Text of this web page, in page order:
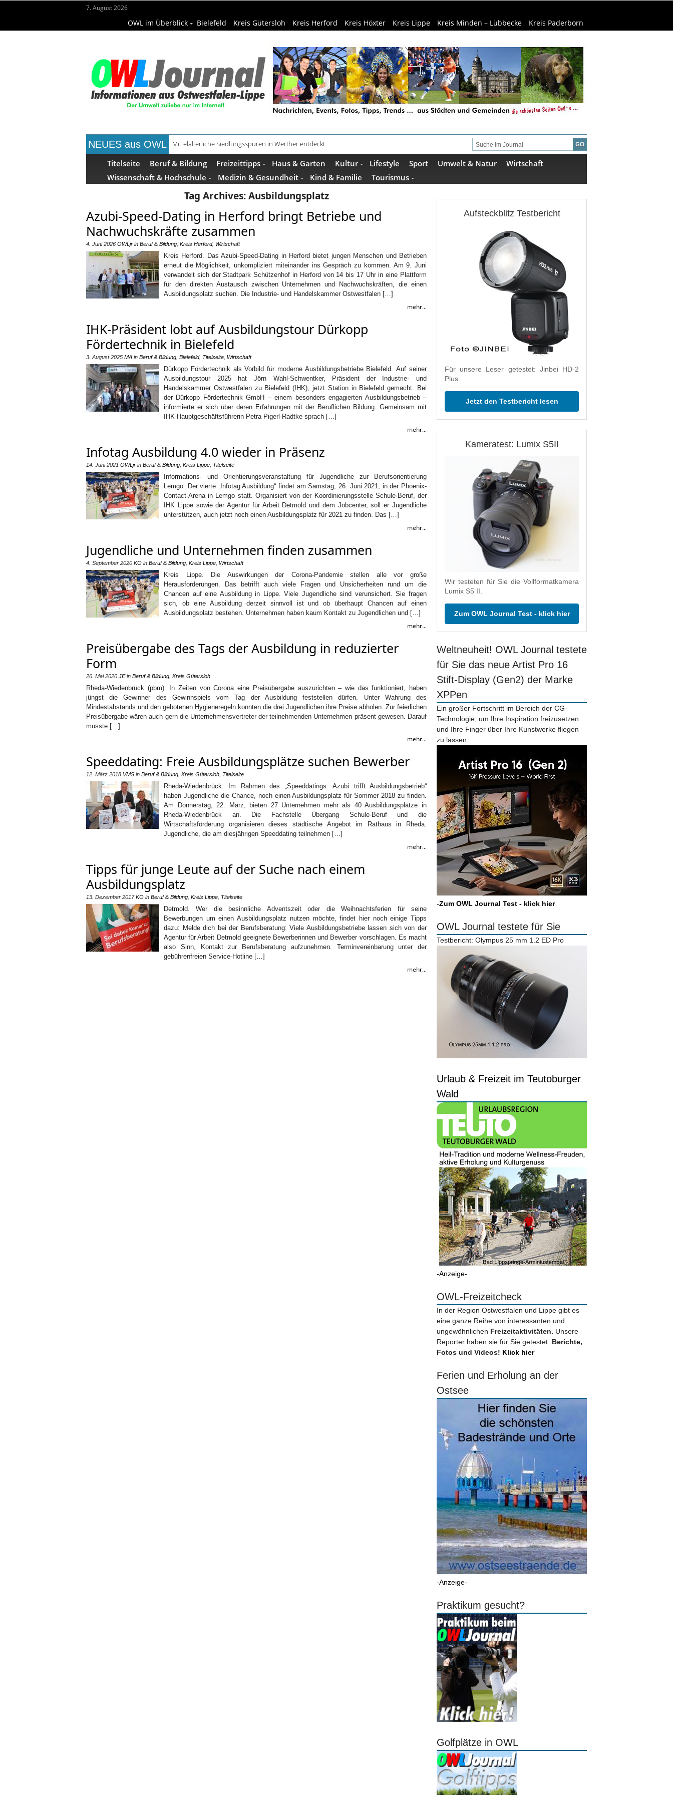
7. August 2026
OWL im Überblick Bielefeld Kreis Gütersloh Kreis Herford Kreis Höxter Kreis Lippe Kreis Minden – Lübbecke Kreis Paderborn
NEUES aus OWL
Mittelalterliche Siedlungsspuren in Werther entdeckt
Mühlenquilter auf dem Museumshof zeigen ihre Quilts
Titelseite Beruf & Bildung Freizeittipps Haus & Garten Kultur Lifestyle Sport Umwelt & Natur
Wirtschaft
Wissenschaft & Hochschule
Medizin & Gesundheit Kind & Familie Tourismus
Tag Archives:Ausbildungsplatz
Azubi-Speed-Dating in Herford bringt Betriebe und
Nachwuchskräfte zusammen
4. Juni 2026 OWLjr in Beruf & Bildung Kreis Herford, Wirtschaft
Kreis Herford. Das Azubi-Speed-Dating in Herford bietet jungen Menschen und Betrieben
erneut die Möglichkeit, unkompliziert miteinander ins Gespräch zu kommen. Am 9. Juni
verwandelt sich der Stadtpark Schützenhof in Herford von 14 bis 17 Uhr in eine Plattform
für den direkten Austausch zwischen Unternehmen und Nachwuchskräften, die einen
Ausbildungsplatz suchen. Die Industrie- und Handelskammer Ostwestfalen […]
mehr...
IHK-Präsident lobt auf Ausbildungstour Dürkopp
Fördertechnik in Bielefeld
3. August 2025 MA in Beruf & Bildung Bielefeld, Titelseite Wirtschaft
Dürkopp Fördertechnik als Vorbild für moderne Ausbildungsbetriebe Bielefeld. Auf seiner
Ausbildungstour 2025 hat Jörn Wahl-Schwentker, Präsident der Industrie- und
Handelskammer Ostwestfalen zu Bielefeld (IHK), jetzt Station in Bielefeld gemacht. Bei
der Dürkopp Fördertechnik GmbH – einem besonders engagierten Ausbildungsbetrieb –
informierte er sich über deren Erfahrungen mit der Beruflichen Bildung. Gemeinsam mit
IHK-Hauptgeschäftsführerin Petra Pigerl-Radtke sprach […]
mehr...
Infotag Ausbildung 4.0 wieder in Präsenz
14. Juni 2021 OWLjr in Beruf & Bildung Kreis Lippe Titelseite
Informations- und Orientierungsveranstaltung für Jugendliche zur Berufsorientierung
Lemgo. Der vierte „Infotag Ausbildung“ findet am Samstag, 26. Juni 2021, in der Phoenix-
Contact-Arena in Lemgo statt. Organisiert von der Koordinierungsstelle Schule-Beruf, der
IHK Lippe sowie der Agentur für Arbeit Detmold und dem Jobcenter, soll er Jugendliche
unterstützen, auch jetzt noch einen Ausbildungsplatz für 2021 zu finden. Das […]
mehr...
Jugendliche und Unternehmen finden zusammen
4. September 2020 KO in Beruf & Bildung Kreis Lippe Wirtschaft
Kreis Lippe. Die Auswirkungen der Corona-Pandemie stellen alle vor große
Herausforderungen. Das betrifft auch viele Fragen und Unsicherheiten rund um die
Chancen auf eine Ausbildung in Lippe. Viele Jugendliche sind verunsichert. Sie fragen
sich, ob eine Ausbildung derzeit sinnvoll ist und ob überhaupt Chancen auf einen
Ausbildungsplatz bestehen. Unternehmen haben kaum Kontakt zu Jugendlichen und […]
mehr...
Preisübergabe des Tags der Ausbildung in reduzierter
Form
26. Mai 2020 JEin Beruf & Bildung Kreis Gütersloh
Rheda-Wiedenbrück (pbm). In Zeiten von Corona eine Preisübergabe auszurichten – wie das funktioniert, haben
jüngst die Gewinner des Gewinnspiels vom Tag der Ausbildung feststellen dürfen. Unter Wahrung des
Mindestabstands und den gebotenen Hygieneregeln konnten die drei Jugendlichen ihre Preise abholen. Zur feierlichen
Preisübergabe wären auch gern die Unternehmensvertreter der teilnehmenden Unternehmen präsent gewesen. Darauf
musste […]
mehr...
Speeddating: Freie Ausbildungsplätze suchen Bewerber
12. März 2018 VMS in Beruf & Bildung Kreis Gütersloh Titelseite
Rheda-Wiedenbrück. Im Rahmen des „Speeddatings: Azubi trifft Ausbildungsbetrieb“
haben Jugendliche die Chance, noch einen Ausbildungsplatz für Sommer 2018 zu finden.
Am Donnerstag, 22. März, bieten 27 Unternehmen mehr als 40 Ausbildungsplätze in
Rheda-Wiedenbrück an. Die Fachstelle Übergang Schule-Beruf und die
Wirtschaftsförderung organisieren dieses städtische Angebot im Rathaus in Rheda.
Jugendliche, die am diesjährigen Speeddating teilnehmen […]
mehr...
Tipps für junge Leute auf der Suche nach einem
Ausbildungsplatz
13. Dezember 2017 KO in Beruf & Bildung Kreis Lippe Titelseite
Detmold. Wer die besinnliche Adventszeit oder die Weihnachtsferien für seine
Bewerbungen um einen Ausbildungsplatz nutzen möchte, findet hier noch einige Tipps
dazu: Melde dich bei der Berufsberatung: Viele Ausbildungsbetriebe lassen sich von der
Agentur für Arbeit Detmold geeignete Bewerberinnen und Bewerber vorschlagen. Es macht
also Sinn, Kontakt zur Berufsberatung aufzunehmen. Terminvereinbarung unter der
gebührenfreien Service-Hotline […]
mehr...
Aufsteckblitz Testbericht
Für unsere Leser getestet: Jinbei HD-2
Plus.
Jetzt den Testbericht lesen
Kameratest: Lumix S5II
Wir testeten für Sie die Vollformatkamera
Lumix S5 II.
Zum OWL Journal Test - klick hier
Weltneuheit! OWL Journal testete
für Sie das neue Artist Pro 16
Stift-Display (Gen2) der Marke
XPPen
Ein großer Fortschritt im Bereich der CG-
Technologie, um Ihre Inspiration freizusetzen
und Ihre Finger über Ihre Kunstwerke fliegen
zu lassen.
-Zum OWL Journal Test - klick hier
OWL Journal testete für Sie
Testbericht: Olympus 25 mm 1.2 ED Pro
Urlaub & Freizeit im Teutoburger
Wald
-Anzeige-
OWL-Freizeitcheck
In der Region Ostwestfalen und Lippe gibt es
eine ganze Reihe von interessanten und
ungewöhnlichen Freizeitaktivitäten. Unsere
Reporter haben sie für Sie getestet. Berichte,
Fotos und Videos! Klick hier
Ferien und Erholung an der
Ostsee
-Anzeige-
Praktikum gesucht?
Golfplätze in OWL